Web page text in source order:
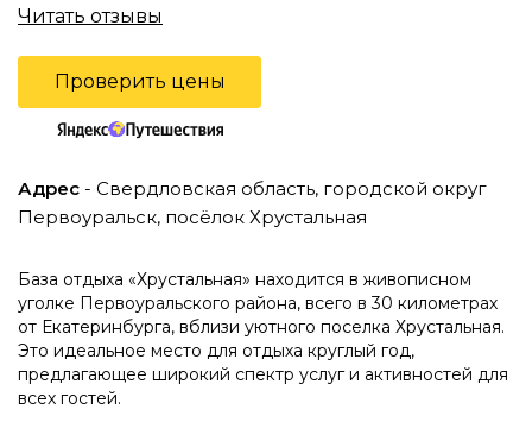
Читать отзывы
Проверить цены
Адрес - Свердловская область, городской округ
Первоуральск, посёлок Хрустальная
База отдыха «Хрустальная» находится в живописном
уголке Первоуральского района, всего в 30 километрах
от Екатеринбурга, вблизи уютного поселка Хрустальная.
Это идеальное место для отдыха круглый год,
предлагающее широкий спектр услуг и активностей для
всех гостей.